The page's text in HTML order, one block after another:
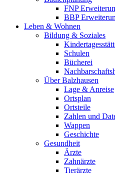
FNP
BBP
Leben & Wohnen
Bildung & Soziales
Schulen
Bücherei
Über Balzhausen
Lage & Anreise
Ortsplan
Ortsteile
Zahlen und
Wappen
Geschichte
Gesundheit
Ärzte
Zahnärzte
Tierärzte